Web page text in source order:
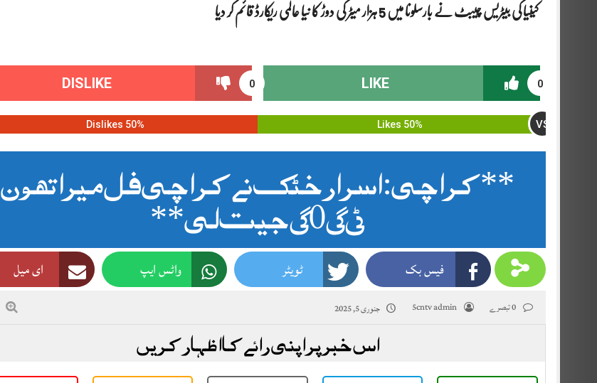
کینیا کی بیٹریس چیبٹ نے بارسلونا میں 5 ہزار میٹر کی دوڑ کا نیا عالمی ریکارڈ قائم کر دیا
0
LIKE
0
DISLIKE
50% Likes VS
50% Dislikes
**کراچی: اسرار خٹک نے کراچی فل میراتھون
2025 جیت لی**
فیس بک ٹویٹر واٹس ایپ ای میل
5cntv admin جنوری 5, 2025
اس خبر پر اپنی رائے کا اظہار کریں